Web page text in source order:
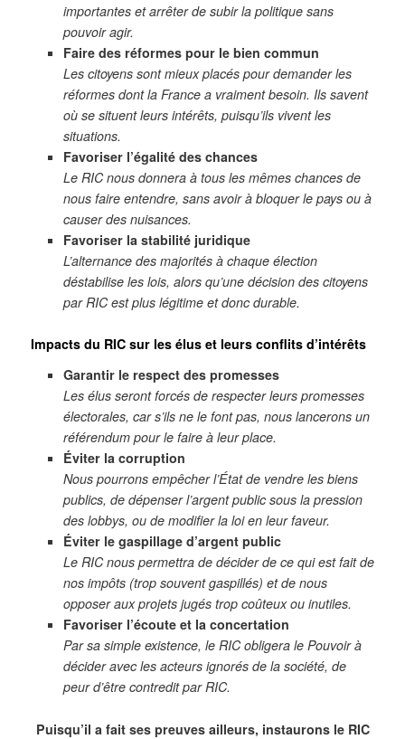
importantes et arrêter de subir la politique sans
pouvoir agir.
Faire des réformes pour le bien commun
Les citoyens sont mieux placés pour demander les
réformes dont la France a vraiment besoin. Ils savent
où se situent leurs intérêts, puisqu’ils vivent les
situations.
Favoriser l’égalité des chances
Le RIC nous donnera à tous les mêmes chances de
nous faire entendre, sans avoir à bloquer le pays ou à
causer des nuisances.
Favoriser la stabilité juridique
L’alternance des majorités à chaque élection
déstabilise les lois, alors qu’une décision des citoyens
par RIC est plus légitime et donc durable.
Impacts du RIC sur les élus et leurs conflits d’intérêts
Garantir le respect des promesses
Les élus seront forcés de respecter leurs promesses
électorales, car s’ils ne le font pas, nous lancerons un
référendum pour le faire à leur place.
Éviter la corruption
Nous pourrons empêcher l’État de vendre les biens
publics, de dépenser l’argent public sous la pression
des lobbys, ou de modifier la loi en leur faveur.
Éviter le gaspillage d’argent public
Le RIC nous permettra de décider de ce qui est fait de
nos impôts (trop souvent gaspillés) et de nous
opposer aux projets jugés trop coûteux ou inutiles.
Favoriser l’écoute et la concertation
Par sa simple existence, le RIC obligera le Pouvoir à
décider avec les acteurs ignorés de la société, de
peur d’être contredit par RIC.
Puisqu’il a fait ses preuves ailleurs, instaurons le RIC